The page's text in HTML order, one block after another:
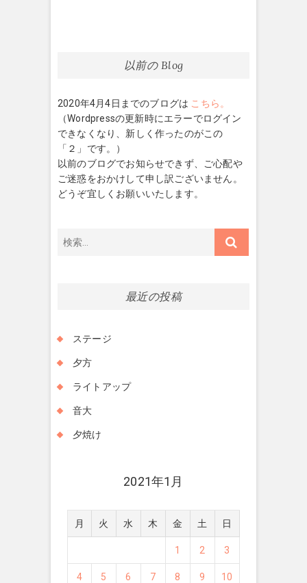
ョ
ン
以前の Blog
2020年4月4日までのブログは こちら。
（Wordpressの更新時にエラーでログイン
できなくなり、新しく作ったのがこの
「２」です。）
以前のブログでお知らせできず、ご心配や
ご迷惑をおかけして申し訳ございません。
どうぞ宜しくお願いいたします。
最近の投稿
ステージ
夕方
ライトアップ
音大
夕焼け
2021年1月
月 火 水 木 金 土 日
1 2 3
4 5 6 7 8 9 10